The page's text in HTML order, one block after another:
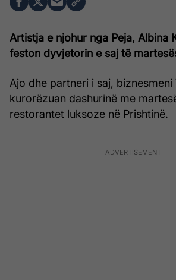
Artistja e njohur nga Peja, Albina
feston dyvjetorin e saj të
Ajo dhe partneri i saj, biznesmeni
kurorëzuan dashurinë me
restorantet luksoze në Prishtinë.